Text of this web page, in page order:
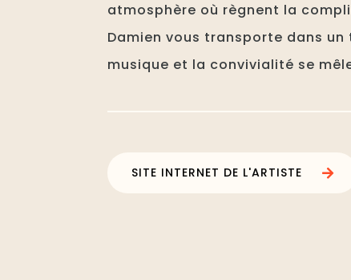
atmosphère où règnent la
Damien vous transporte dans
musique et la convivialité se
SITE INTERNET DE L'ARTISTE